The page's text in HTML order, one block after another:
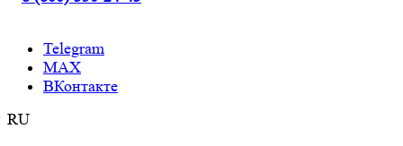
Telegram
МАХ
ВКонтакте
RU